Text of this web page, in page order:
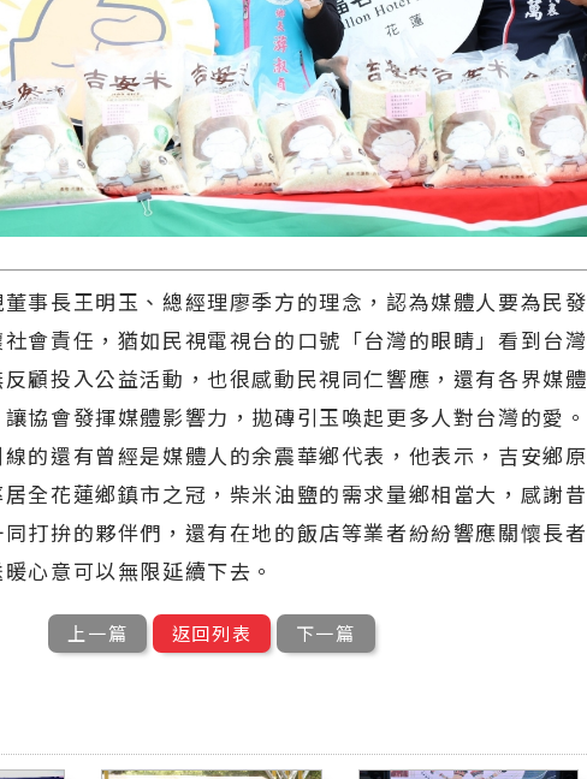
事長王明玉、總經理廖季方的理念，認為媒體人要為民發
會責任，猶如民視電視台的口號「台灣的眼睛」看到台灣
顧投入公益活動，也很感動民視同仁響應，還有各界媒體
協會發揮媒體影響力，拋磚引玉喚起更多人對台灣的愛。
的還有曾經是媒體人的余震華鄉代表，他表示，吉安鄉原
全花蓮鄉鎮市之冠，柴米油鹽的需求量鄉相當大，感謝昔
打拚的夥伴們，還有在地的飯店等業者紛紛響應關懷長者
心意可以無限延續下去。
上一篇 返回列表 下一篇